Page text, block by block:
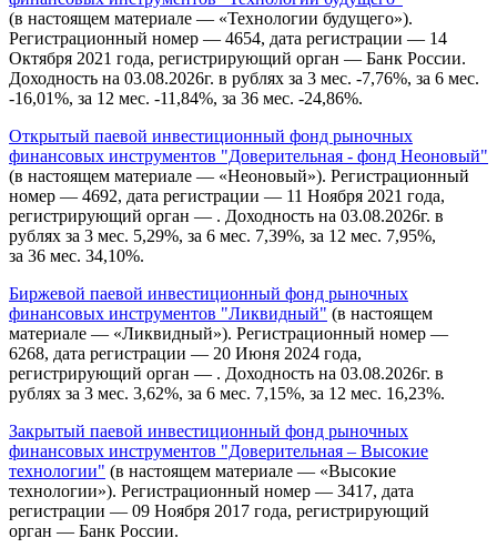
(в настоящем материале — «Технологии будущего»).
Регистрационный номер — 4654, дата регистрации — 14
Октября 2021 года, регистрирующий орган — Банк России.
Доходность на 03.08.2026г. в рублях за 3 мес. -7,76%, за 6 мес.
-16,01%, за 12 мес. -11,84%, за 36 мес. -24,86%.
Открытый паевой инвестиционный фонд рыночных
финансовых инструментов "Доверительная - фонд Неоновый"
(в настоящем материале — «Неоновый»). Регистрационный
номер — 4692, дата регистрации — 11 Ноября 2021 года,
регистрирующий орган — . Доходность на 03.08.2026г. в
рублях за 3 мес. 5,29%, за 6 мес. 7,39%, за 12 мес. 7,95%,
за 36 мес. 34,10%.
Биржевой паевой инвестиционный фонд рыночных
финансовых инструментов "Ликвидный" (в настоящем
материале — «Ликвидный»). Регистрационный номер —
6268, дата регистрации — 20 Июня 2024 года,
регистрирующий орган — . Доходность на 03.08.2026г. в
рублях за 3 мес. 3,62%, за 6 мес. 7,15%, за 12 мес. 16,23%.
Закрытый паевой инвестиционный фонд рыночных
финансовых инструментов "Доверительная – Высокие
технологии" (в настоящем материале — «Высокие
технологии»). Регистрационный номер — 3417, дата
регистрации — 09 Ноября 2017 года, регистрирующий
орган — Банк России.